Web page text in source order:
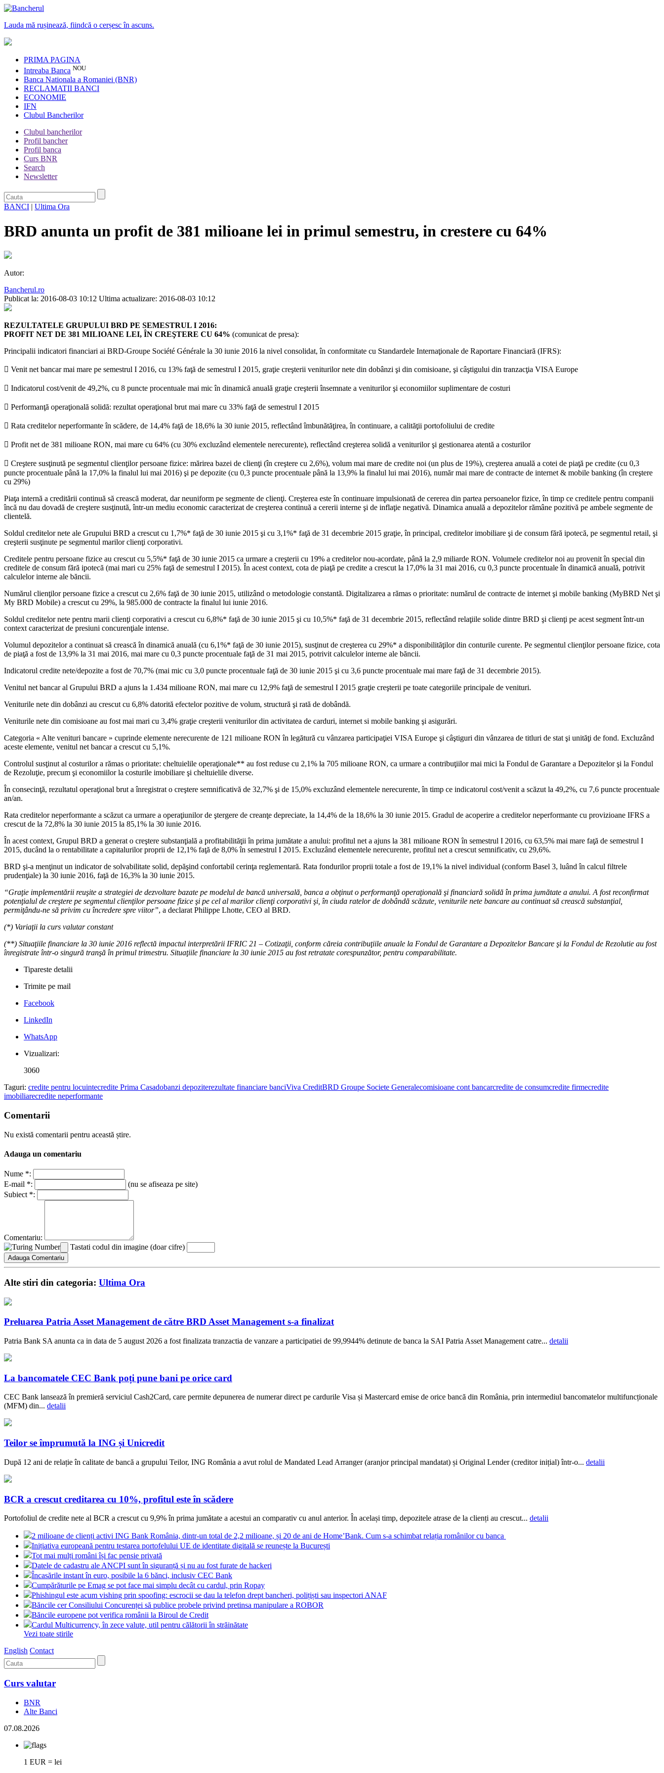
Lauda mă rușinează, fiindcă o cerșesc în ascuns.
PRIMA PAGINA
Intreaba Banca NOU
Banca Nationala a Romaniei (BNR)
RECLAMATII BANCI
ECONOMIE
IFN
Clubul Bancherilor
Clubul bancherilor
Profil bancher
Profil banca
Curs BNR
Search
Newsletter
BANCI | Ultima Ora
BRD anunta un profit de 381 milioane lei in primul semestru, in crestere cu 64%
Autor:
Bancherul.ro
Publicat la: 2016-08-03 10:12 Ultima actualizare: 2016-08-03 10:12
REZULTATELE GRUPULUI BRD PE SEMESTRUL I 2016:
PROFIT NET DE 381 MILIOANE LEI, ÎN CREŞTERE CU 64% (comunicat de presa):
Principalii indicatori financiari ai BRD-Groupe Société Générale la 30 iunie 2016 la nivel consolidat, în conformitate cu Standardele Internaţionale de Raportare Financiară (IFRS):
 Venit net bancar mai mare pe semestrul I 2016, cu 13% faţă de semestrul I 2015, graţie creşterii veniturilor nete din dobânzi şi din comisioane, şi câştigului din tranzacţia VISA Europe
 Indicatorul cost/venit de 49,2%, cu 8 puncte procentuale mai mic în dinamică anuală graţie creşterii însemnate a veniturilor şi economiilor suplimentare de costuri
 Performanţă operaţională solidă: rezultat operaţional brut mai mare cu 33% faţă de semestrul I 2015
 Rata creditelor neperformante în scădere, de 14,4% faţă de 18,6% la 30 iunie 2015, reflectând îmbunătăţirea, în continuare, a calităţii portofoliului de credite
 Profit net de 381 milioane RON, mai mare cu 64% (cu 30% excluzând elementele nerecurente), reflectând creşterea solidă a veniturilor şi gestionarea atentă a costurilor
 Creştere susţinută pe segmentul clienţilor persoane fizice: mărirea bazei de clienţi (în creştere cu 2,6%), volum mai mare de credite noi (un plus de 19%), creşterea anuală a cotei de piaţă pe credite (cu 0,3
puncte procentuale până la 17,0% la finalul lui mai 2016) şi pe depozite (cu 0,3 puncte procentuale până la 13,9% la finalul lui mai 2016), număr mai mare de contracte de internet & mobile banking (în creştere
cu 29%)
Piaţa internă a creditării continuă să crească moderat, dar neuniform pe segmente de clienţi. Creşterea este în continuare impulsionată de cererea din partea persoanelor fizice, în timp ce creditele pentru companii
încă nu dau dovadă de creştere susţinută, într-un mediu economic caracterizat de creşterea continuă a cererii interne şi de inflaţie negativă. Dinamica anuală a depozitelor rămâne pozitivă pe ambele segmente de
clientelă.
Soldul creditelor nete ale Grupului BRD a crescut cu 1,7%* faţă de 30 iunie 2015 şi cu 3,1%* faţă de 31 decembrie 2015 graţie, în principal, creditelor imobiliare şi de consum fără ipotecă, pe segmentul retail, şi
creşterii susţinute pe segmentul marilor clienţi corporativi.
Creditele pentru persoane fizice au crescut cu 5,5%* faţă de 30 iunie 2015 ca urmare a creşterii cu 19% a creditelor nou-acordate, până la 2,9 miliarde RON. Volumele creditelor noi au provenit în special din
creditele de consum fără ipotecă (mai mari cu 25% faţă de semestrul I 2015). În acest context, cota de piaţă pe credite a crescut la 17,0% la 31 mai 2016, cu 0,3 puncte procentuale în dinamică anuală, potrivit
calculelor interne ale băncii.
Numărul clienţilor persoane fizice a crescut cu 2,6% faţă de 30 iunie 2015, utilizând o metodologie constantă. Digitalizarea a rămas o prioritate: numărul de contracte de internet şi mobile banking (MyBRD Net şi
My BRD Mobile) a crescut cu 29%, la 985.000 de contracte la finalul lui iunie 2016.
Soldul creditelor nete pentru marii clienţi corporativi a crescut cu 6,8%* faţă de 30 iunie 2015 şi cu 10,5%* faţă de 31 decembrie 2015, reflectând relaţiile solide dintre BRD şi clienţi pe acest segment într-un
context caracterizat de presiuni concurenţiale intense.
Volumul depozitelor a continuat să crească în dinamică anuală (cu 6,1%* faţă de 30 iunie 2015), susţinut de creşterea cu 29%* a disponibilităţilor din conturile curente. Pe segmentul clienţilor persoane fizice, cota
de piaţă a fost de 13,9% la 31 mai 2016, mai mare cu 0,3 puncte procentuale faţă de 31 mai 2015, potrivit calculelor interne ale băncii.
Indicatorul credite nete/depozite a fost de 70,7% (mai mic cu 3,0 puncte procentuale faţă de 30 iunie 2015 şi cu 3,6 puncte procentuale mai mare faţă de 31 decembrie 2015).
Venitul net bancar al Grupului BRD a ajuns la 1.434 milioane RON, mai mare cu 12,9% faţă de semestrul I 2015 graţie creşterii pe toate categoriile principale de venituri.
Veniturile nete din dobânzi au crescut cu 6,8% datorită efectelor pozitive de volum, structură şi rată de dobândă.
Veniturile nete din comisioane au fost mai mari cu 3,4% graţie creşterii veniturilor din activitatea de carduri, internet si mobile banking şi asigurări.
Categoria « Alte venituri bancare » cuprinde elemente nerecurente de 121 milioane RON în legătură cu vânzarea participaţiei VISA Europe şi câştiguri din vânzarea de titluri de stat şi unităţi de fond. Excluzând
aceste elemente, venitul net bancar a crescut cu 5,1%.
Controlul susţinut al costurilor a rămas o prioritate: cheltuielile operaţionale** au fost reduse cu 2,1% la 705 milioane RON, ca urmare a contribuţiilor mai mici la Fondul de Garantare a Depozitelor şi la Fondul
de Rezoluţie, precum şi economiilor la costurile imobiliare şi cheltuielile diverse.
În consecinţă, rezultatul operaţional brut a înregistrat o creştere semnificativă de 32,7% şi de 15,0% excluzând elementele nerecurente, în timp ce indicatorul cost/venit a scăzut la 49,2%, cu 7,6 puncte procentuale
an/an.
Rata creditelor neperformante a scăzut ca urmare a operaţiunilor de ştergere de creanţe depreciate, la 14,4% de la 18,6% la 30 iunie 2015. Gradul de acoperire a creditelor neperformante cu provizioane IFRS a
crescut de la 72,8% la 30 iunie 2015 la 85,1% la 30 iunie 2016.
În acest context, Grupul BRD a generat o creştere substanţială a profitabilităţii în prima jumătate a anului: profitul net a ajuns la 381 milioane RON în semestrul I 2016, cu 63,5% mai mare faţă de semestrul I
2015, ducând la o rentabilitate a capitalurilor proprii de 12,1% faţă de 8,0% în semestrul I 2015. Excluzând elementele nerecurente, profitul net a crescut semnificativ, cu 29,6%.
BRD şi-a menţinut un indicator de solvabilitate solid, depăşind confortabil cerinţa reglementară. Rata fondurilor proprii totale a fost de 19,1% la nivel individual (conform Basel 3, luând în calcul filtrele
prudenţiale) la 30 iunie 2016, faţă de 16,3% la 30 iunie 2015.
“Graţie implementării reuşite a strategiei de dezvoltare bazate pe modelul de bancă universală, banca a obţinut o performanţă operaţională şi financiară solidă în prima jumătate a anului. A fost reconfirmat
potenţialul de creştere pe segmentul clienţilor persoane fizice şi pe cel al marilor clienţi corporativi şi, în ciuda ratelor de dobândă scăzute, veniturile nete bancare au continuat să crească substanţial,
permiţându-ne să privim cu încredere spre viitor”, a declarat Philippe Lhotte, CEO al BRD.
(*) Variaţii la curs valutar constant
(**) Situaţiile financiare la 30 iunie 2016 reflectă impactul interpretării IFRIC 21 – Cotizaţii, conform căreia contribuţiile anuale la Fondul de Garantare a Depozitelor Bancare şi la Fondul de Rezolutie au fost
înregistrate într-o singură tranşă în primul trimestru. Situaţiile financiare la 30 iunie 2015 au fost retratate corespunzător, pentru comparabilitate.
Tipareste detalii
Trimite pe mail
Facebook
LinkedIn
WhatsApp
Vizualizari:
3060
Taguri: credite pentru locuintecredite Prima Casadobanzi depoziterezultate financiare banciViva CreditBRD Groupe Societe Generalecomisioane cont bancarcredite de consumcredite firmecredite
imobiliarecredite neperformante
Comentarii
Nu există comentarii pentru această știre.
Adauga un comentariu
Nume *:
E-mail *:
(nu se afiseaza pe site)
Subiect *:
Comentariu:
Tastati codul din imagine (doar cifre)
Alte stiri din categoria: Ultima Ora
Preluarea Patria Asset Management de către BRD Asset Management s-a finalizat
Patria Bank SA anunta ca in data de 5 august 2026 a fost finalizata tranzactia de vanzare a participatiei de 99,9944% detinute de banca la SAI Patria Asset Management catre... detalii
La bancomatele CEC Bank poți pune bani pe orice card
CEC Bank lansează în premieră serviciul Cash2Card, care permite depunerea de numerar direct pe cardurile Visa și Mastercard emise de orice bancă din România, prin intermediul bancomatelor multifuncționale
(MFM) din... detalii
Teilor se împrumută la ING și Unicredit
După 12 ani de relație în calitate de bancă a grupului Teilor, ING România a avut rolul de Mandated Lead Arranger (aranjor principal mandatat) și Original Lender (creditor inițial) într-o... detalii
BCR a crescut creditarea cu 10%, profitul este în scădere
Portofoliul de credite nete al BCR a crescut cu 9,9% în prima jumătate a acestui an comparativ cu anul anterior. În același timp, depozitele atrase de la clienți au crescut... detalii
2 milioane de clienți activi ING Bank România, dintr-un total de 2,2 milioane, și 20 de ani de Home’Bank. Cum s-a schimbat relația românilor cu banca
Inițiativa europeană pentru testarea portofelului UE de identitate digitală se reunește la București
Tot mai mulți români își fac pensie privată
Datele de cadastru ale ANCPI sunt în siguranță și nu au fost furate de hackeri
Încasările instant în euro, posibile la 6 bănci, inclusiv CEC Bank
Cumpărăturile pe Emag se pot face mai simplu decât cu cardul, prin Ropay
Phishingul este acum vishing prin spoofing: escrocii se dau la telefon drept bancheri, polițiști sau inspectori ANAF
Băncile cer Consiliului Concurenței să publice probele privind pretinsa manipulare a ROBOR
Băncile europene pot verifica românii la Biroul de Credit
Cardul Multicurrency, în zece valute, util pentru călătorii în străinătate
Vezi toate stirile
English Contact
Curs valutar
BNR
Alte Banci
07.08.2026
1 EUR = lei